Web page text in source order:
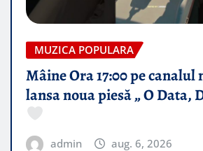
MUZICA POPULARA
Mâine Ora 17:00 pe canalul
lansa noua piesă „ O Data,
admin aug. 6, 2026